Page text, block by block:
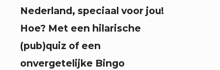
Nederland, speciaal voor jou!
Hoe? Met een hilarische
(pub)quiz of een
onvergetelijke Bingo